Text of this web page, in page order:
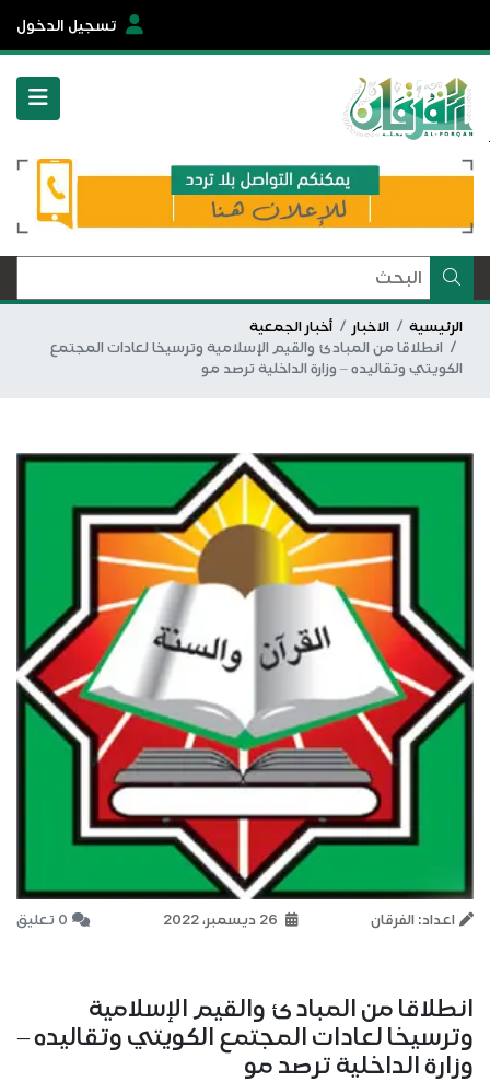
تسجيل الدخول
الرئيسية الاخبار
أخبار الجمعية
انطلاقا من المبادئ والقيم الإسلامية وترسيخا لعادات المجتمع
الكويتي وتقاليده – وزارة الداخلية ترصد مو
اعداد: الفرقان 0 تعليق
انطلاقا من المبادئ والقيم الإسلامية
وترسيخا لعادات المجتمع الكويتي وتقاليده –
وزارة الداخلية ترصد مو